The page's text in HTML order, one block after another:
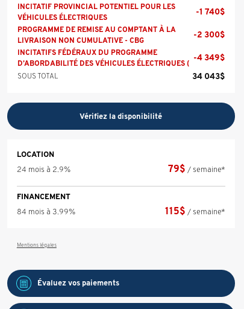
INCITATIF PROVINCIAL POTENTIEL POUR LES
VÉHICULES ÉLECTRIQUES
-1 740$
PROGRAMME DE REMISE AU COMPTANT À LA
LIVRAISON NON CUMULATIVE - CBG
-2 300$
INCITATIFS FÉDÉRAUX DU PROGRAMME
D’ABORDABILITÉ DES VÉHICULES ÉLECTRIQUES (
-4 349$
SOUS TOTAL 34 043$
Vérifiez la disponibilité
LOCATION
24 mois à 2.9%
79$ / semaine*
FINANCEMENT
84 mois à 3.99%
115$ / semaine*
Mentions légales
Évaluez vos paiements